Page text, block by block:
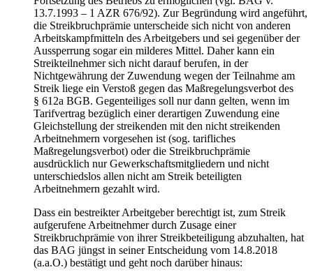
13.7.1993 – 1 AZR 676/92). Zur Begründung wird angeführt,
die Streikbruchprämie unterscheide sich nicht von anderen
Arbeitskampfmitteln des Arbeitgebers und sei gegenüber der
Aussperrung sogar ein milderes Mittel. Daher kann ein
Streikteilnehmer sich nicht darauf berufen, in der
Nichtgewährung der Zuwendung wegen der Teilnahme am
Streik liege ein Verstoß gegen das Maßregelungsverbot des
§ 612a BGB. Gegenteiliges soll nur dann gelten, wenn im
Tarifvertrag bezüglich einer derartigen Zuwendung eine
Gleichstellung der streikenden mit den nicht streikenden
Arbeitnehmern vorgesehen ist (sog. tarifliches
Maßregelungsverbot) oder die Streikbruchprämie
ausdrücklich nur Gewerkschaftsmitgliedern und nicht
unterschiedslos allen nicht am Streik beteiligten
Arbeitnehmern gezahlt wird.
Dass ein bestreikter Arbeitgeber berechtigt ist, zum Streik
aufgerufene Arbeitnehmer durch Zusage einer
Streikbruchprämie von ihrer Streikbeteiligung abzuhalten, hat
das BAG jüngst in seiner Entscheidung vom 14.8.2018
(a.a.O.) bestätigt und geht noch darüber hinaus: